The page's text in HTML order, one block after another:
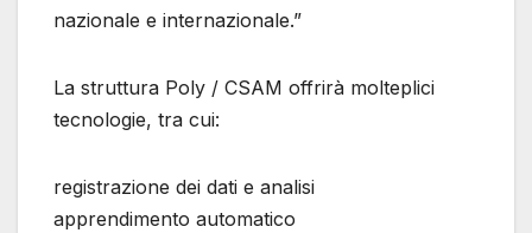
nazionale e internazionale.”
La struttura Poly / CSAM offrirà molteplici
tecnologie, tra cui:
registrazione dei dati e analisi
apprendimento automatico